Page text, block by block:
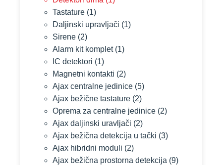
Tastature (1)
Daljinski upravljači (1)
Sirene (2)
Alarm kit komplet (1)
IC detektori (1)
Magnetni kontakti (2)
Ajax centralne jedinice (5)
Ajax bežične tastature (2)
Oprema za centralne jedinice (2)
Ajax daljinski uravljači (2)
Ajax bežična detekcija u tački (3)
Ajax hibridni moduli (2)
Ajax bežična prostorna detekcija (9)